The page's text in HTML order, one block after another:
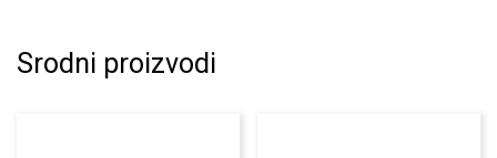
Srodni proizvodi